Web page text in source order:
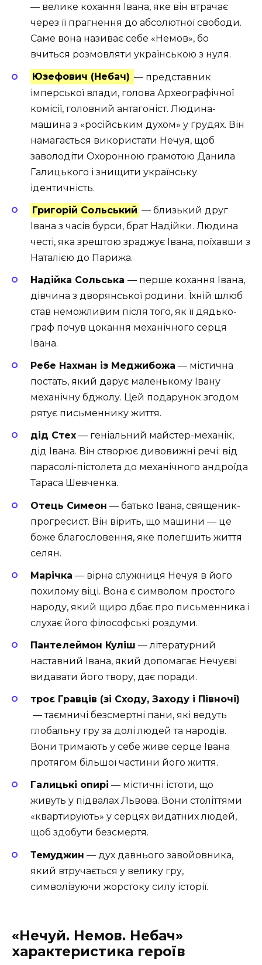
— велике кохання Івана, яке він втрачає
через її прагнення до абсолютної свободи.
Саме вона називає себе «Немов», бо
вчиться розмовляти українською з нуля.
Юзефович (Небач) — представник
імперської влади, голова Археографічної
комісії, головний антагоніст. Людина-
машина з «російським духом» у грудях. Він
намагається використати Нечуя, щоб
заволодіти Охоронною грамотою Данила
Галицького і знищити українську
ідентичність.
Григорій Сольський — близький друг
Івана з часів бурси, брат Надійки. Людина
честі, яка зрештою зраджує Івана, поїхавши з
Наталією до Парижа.
Надійка Сольська — перше кохання Івана,
дівчина з дворянської родини. Їхній шлюб
став неможливим після того, як її дядько-
граф почув цокання механічного серця
Івана.
Ребе Нахман із Меджибожа — містична
постать, який дарує маленькому Івану
механічну бджолу. Цей подарунок згодом
рятує письменнику життя.
дід Стех — геніальний майстер-механік,
дід Івана. Він створює дивовижні речі: від
парасолі-пістолета до механічного андроїда
Тараса Шевченка.
Отець Симеон — батько Івана, священик-
прогресист. Він вірить, що машини — це
боже благословення, яке полегшить життя
селян.
Марічка — вірна служниця Нечуя в його
похилому віці. Вона є символом простого
народу, який щиро дбає про письменника і
слухає його філософські роздуми.
Пантелеймон Куліш — літературний
наставний Івана, який допомагає Нечуєві
видавати його твору, дає поради.
троє Гравців (зі Сходу, Заходу і Півночі)
— таємничі безсмертні пани, які ведуть
глобальну гру за долі людей та народів.
Вони тримають у себе живе серце Івана
протягом більшої частини його життя.
Галицькі опирі — містичні істоти, що
живуть у підвалах Львова. Вони століттями
«квартирують» у серцях видатних людей,
щоб здобути безсмертя.
Темуджин — дух давнього завойовника,
який втручається у велику гру,
символізуючи жорстоку силу історії.
«Нечуй. Немов. Небач»
характеристика героїв